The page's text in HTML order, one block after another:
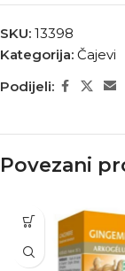
SKU: 13398
Kategorija: Čajevi
Podijeli:
Povezani